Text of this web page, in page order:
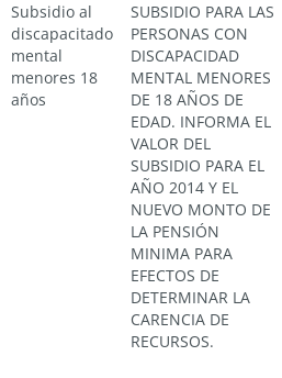
Subsidio al
discapacitado
mental
menores 18
años
SUBSIDIO PARA LAS
PERSONAS CON
DISCAPACIDAD
MENTAL MENORES
DE 18 AÑOS DE
EDAD. INFORMA EL
VALOR DEL
SUBSIDIO PARA EL
AÑO 2014 Y EL
NUEVO MONTO DE
LA PENSIÓN
MINIMA PARA
EFECTOS DE
DETERMINAR LA
CARENCIA DE
RECURSOS.